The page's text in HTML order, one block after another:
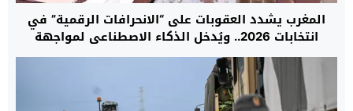
المغرب يشدد العقوبات على “الانحرافات الرقمية” في
انتخابات 2026.. ويُدخل الذكاء الاصطناعي لمواجهة
“تلاعب الخوارزميات”